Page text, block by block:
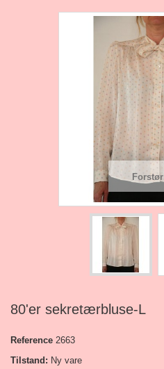
Forstør
80'er sekretærbluse-L
Reference 2663
Tilstand: Ny vare